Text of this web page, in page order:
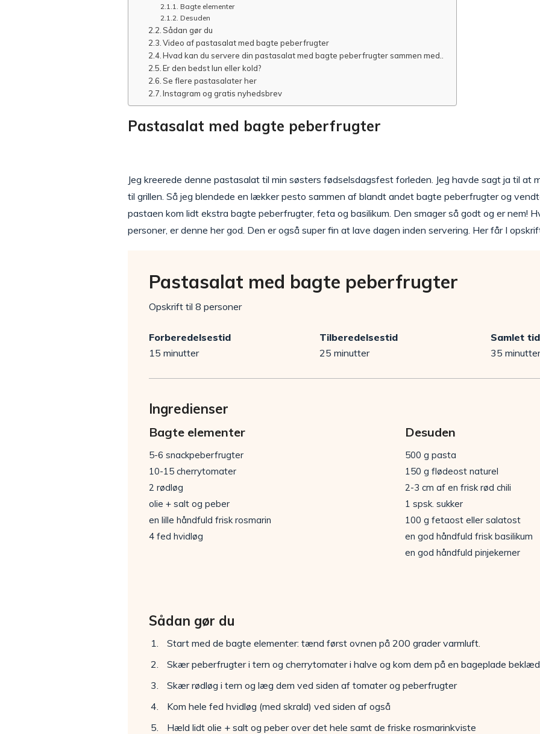
Bagte elementer
Desuden
Sådan gør du
Video af pastasalat med bagte peberfrugter
Hvad kan du servere din pastasalat med bagte peberfrugter sammen med..
Er den bedst lun eller kold?
Se flere pastasalater her
Instagram og gratis nyhedsbrev
Pastasalat med bagte peberfrugter
Jeg kreerede denne pastasalat til min søsters fødselsdagsfest forleden. Jeg havde sagt ja til at
til grillen. Så jeg blendede en lækker pesto sammen af blandt andet bagte peberfrugter og
pastaen kom lidt ekstra bagte peberfrugter, feta og basilikum. Den smager så godt og er nem!
personer, er denne her god. Den er også super fin at lave dagen inden servering. Her får I
Pastasalat med bagte peberfrugter
Opskrift til 8 personer
Forberedelsestid
15 minutter
Tilberedelsestid
25 minutter
Samlet tid
35 minutter
Ingredienser
Bagte elementer
5-6 snackpeberfrugter
10-15 cherrytomater
2 rødløg
olie + salt og peber
en lille håndfuld frisk rosmarin
4 fed hvidløg
Desuden
500 g pasta
150 g flødeost naturel
2-3 cm af en frisk rød chili
1 spsk. sukker
100 g fetaost eller salatost
en god håndfuld frisk basilikum
en god håndfuld pinjekerner
Sådan gør du
Start med de bagte elementer: tænd først ovnen på 200 grader varmluft.
Skær peberfrugter i tern og cherrytomater i halve og kom dem på en bageplade
Skær rødløg i tern og læg dem ved siden af tomater og peberfrugter
Kom hele fed hvidløg (med skrald) ved siden af også
Hæld lidt olie + salt og peber over det hele samt de friske rosmarinkviste